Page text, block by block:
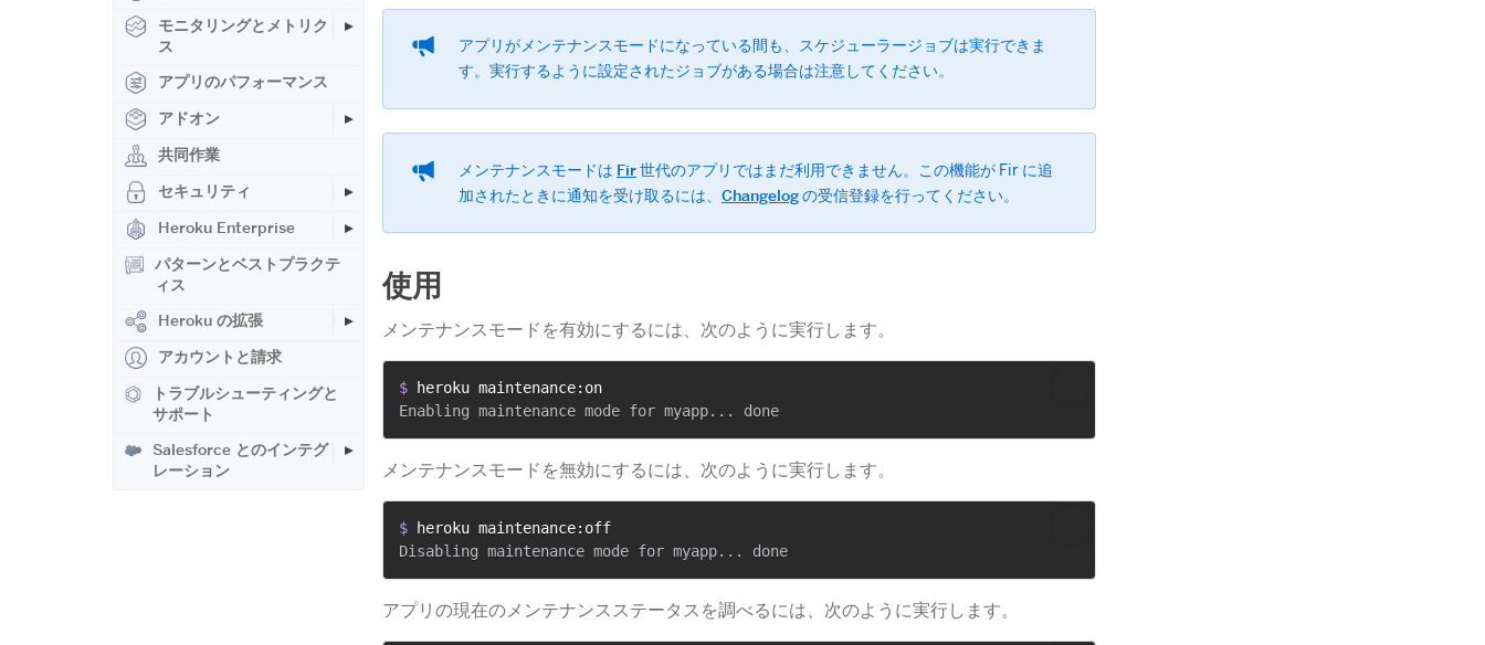
モニタリングとメトリク
ス
アプリのパフォーマンス
アドオン
共同作業
セキュリティ
Heroku Enterprise
パターンとベストプラクテ
ィス
Heroku の拡張
アカウントと請求
トラブルシューティングと
サポート
Salesforce とのインテグ
レーション
アプリがメンテナンスモードになっている間も、スケジューラージョブは実行できま
す。実行するように設定されたジョブがある場合は注意してください。
メンテナンスモードは Fir​ 世代のアプリではまだ利用できません。この機能が Fir に追
加されたときに通知を受け取るには、 Changelog​ の受信登録を行ってください。
使用
メンテナンスモードを有効にするには、次のように実行します。
$
heroku maintenance:on
メンテナンスモードを無効にするには、次のように実行します。
$
heroku maintenance:off
アプリの現在のメンテナンスステータスを調べるには、次のように実行します。